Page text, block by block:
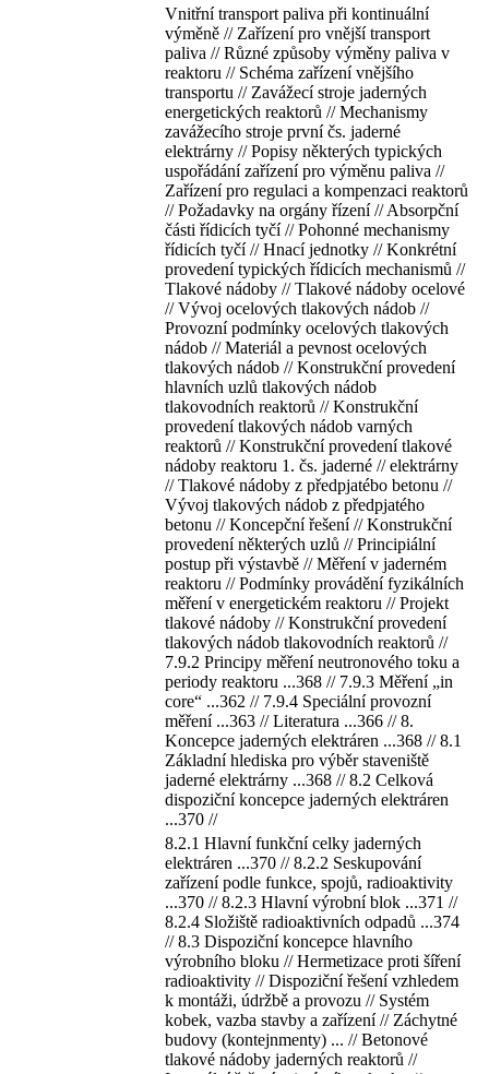
Vnitřní transport paliva při kontinuální
výměně // Zařízení pro vnější transport
paliva // Různé způsoby výměny paliva v
reaktoru // Schéma zařízení vnějšího
transportu // Zavážecí stroje jaderných
energetických reaktorů // Mechanismy
zavážecího stroje první čs. jaderné
elektrárny // Popisy některých typických
uspořádání zařízení pro výměnu paliva //
Zařízení pro regulaci a kompenzaci reaktorů
// Požadavky na orgány řízení // Absorpční
části řídicích tyčí // Pohonné mechanismy
řídicích tyčí // Hnací jednotky // Konkrétní
provedení typických řídicích mechanismů //
Tlakové nádoby // Tlakové nádoby ocelové
// Vývoj ocelových tlakových nádob //
Provozní podmínky ocelových tlakových
nádob // Materiál a pevnost ocelových
tlakových nádob // Konstrukční provedení
hlavních uzlů tlakových nádob
tlakovodních reaktorů // Konstrukční
provedení tlakových nádob varných
reaktorů // Konstrukční provedení tlakové
nádoby reaktoru 1. čs. jaderné // elektrárny
// Tlakové nádoby z předpjatébo betonu //
Vývoj tlakových nádob z předpjatého
betonu // Koncepční řešení // Konstrukční
provedení některých uzlů // Principiální
postup při výstavbě // Měření v jaderném
reaktoru // Podmínky provádění fyzikálních
měření v energetickém reaktoru // Projekt
tlakové nádoby // Konstrukční provedení
tlakových nádob tlakovodních reaktorů //
7.9.2 Principy měření neutronového toku a
periody reaktoru ...368 // 7.9.3 Měření „in
core“ ...362 // 7.9.4 Speciální provozní
měření ...363 // Literatura ...366 // 8.
Koncepce jaderných elektráren ...368 // 8.1
Základní hlediska pro výběr staveniště
jaderné elektrárny ...368 // 8.2 Celková
dispoziční koncepce jaderných elektráren
...370 //
8.2.1 Hlavní funkční celky jaderných
elektráren ...370 // 8.2.2 Seskupování
zařízení podle funkce, spojů, radioaktivity
...370 // 8.2.3 Hlavní výrobní blok ...371 //
8.2.4 Složiště radioaktivních odpadů ...374
// 8.3 Dispoziční koncepce hlavního
výrobního bloku // Hermetizace proti šíření
radioaktivity // Dispoziční řešení vzhledem
k montáži, údržbě a provozu // Systém
kobek, vazba stavby a zařízení // Záchytné
budovy (kontejnmenty) ... // Betonové
tlakové nádoby jaderných reaktorů //